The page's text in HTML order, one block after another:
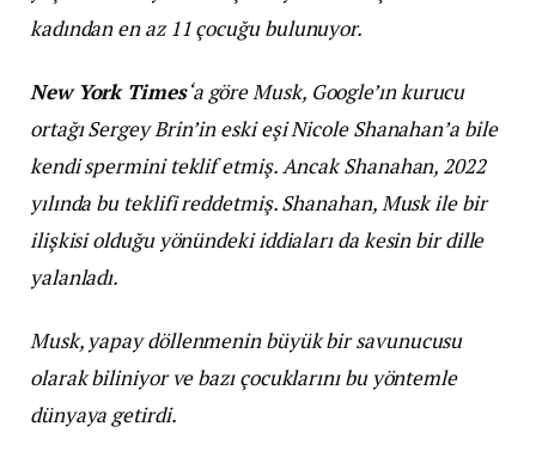
kadından en az 11 çocuğu bulunuyor.
New York Times‘a göre Musk, Google’ın kurucu
ortağı Sergey Brin’in eski eşi Nicole Shanahan’a bile
kendi spermini teklif etmiş. Ancak Shanahan, 2022
yılında bu teklifi reddetmiş. Shanahan, Musk ile bir
ilişkisi olduğu yönündeki iddiaları da kesin bir dille
yalanladı.
Musk, yapay döllenmenin büyük bir savunucusu
olarak biliniyor ve bazı çocuklarını bu yöntemle
dünyaya getirdi.